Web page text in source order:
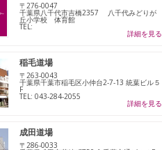
〒276-0047
千葉県八千代市吉橋2357 八千代みどりが
丘小学校 体育館
TEL:
詳細を見る
稲毛道場
〒263-0043
千葉県千葉市稲毛区小仲台2-7-13 統葉ビル５
F
TEL: 043-284-2055
詳細を見る
成田道場
〒286-0033